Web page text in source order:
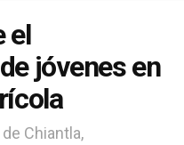
el
jóvenes en
Chiantla,